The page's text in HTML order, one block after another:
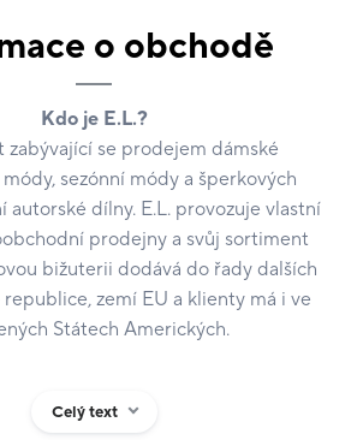
o obchodě
Kdo je E.L.?
zabývající se prodejem dámské
sezónní módy a šperkových
autorské dílny. E.L. provozuje vlastní
prodejny a svůj sortiment
bižuterii dodává do řady dalších
zemí EU a klienty má i ve
Státech Amerických.
trhu 20 let. Původní aktivita
Celý text